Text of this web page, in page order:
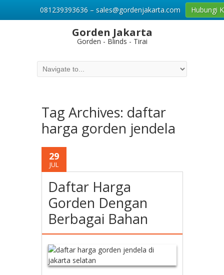
Gorden Jakarta
Gorden - Blinds - Tirai
Tag Archives: daftar
harga gorden jendela
29
JUL
Daftar Harga
Gorden Dengan
Berbagai Bahan
081239393636 – sales@gordenjakarta.com Hubungi